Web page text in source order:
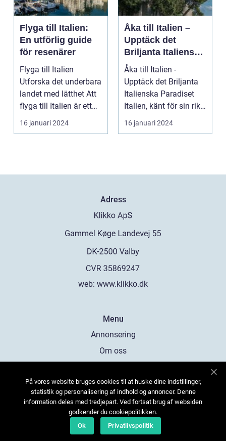
Flyga till Italien:
En utförlig guide
för resenärer
Flyga till Italien
Utforska det underbara
landet med lätthet Att
flyga till Italien är ett
fantast...
16 januari 2024
Åka till Italien –
Upptäck det
Briljanta Italienska
Paradiset
Åka till Italien -
Upptäck det Briljanta
Italienska Paradiset
Italien, känt för sin rika
historia, ...
16 januari 2024
Adress
web: www.klikko.dk
Menu
Annonsering
Om oss
Kontakta oss
Sitemap
På vores website bruges cookies til at huske dine indstillinger,
statistik og personalisering af indhold og annoncer. Denne
information deles med tredjepart. Ved fortsat brug af websiden
godkender du cookiepolitikken.
Ok
Privatlivspolitik